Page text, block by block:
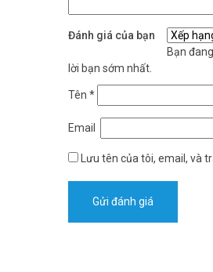
Đánh giá của bạn
Bạn
lời bạn sớm nhất.
Tên *
Email
Lưu tên của tôi, email, và